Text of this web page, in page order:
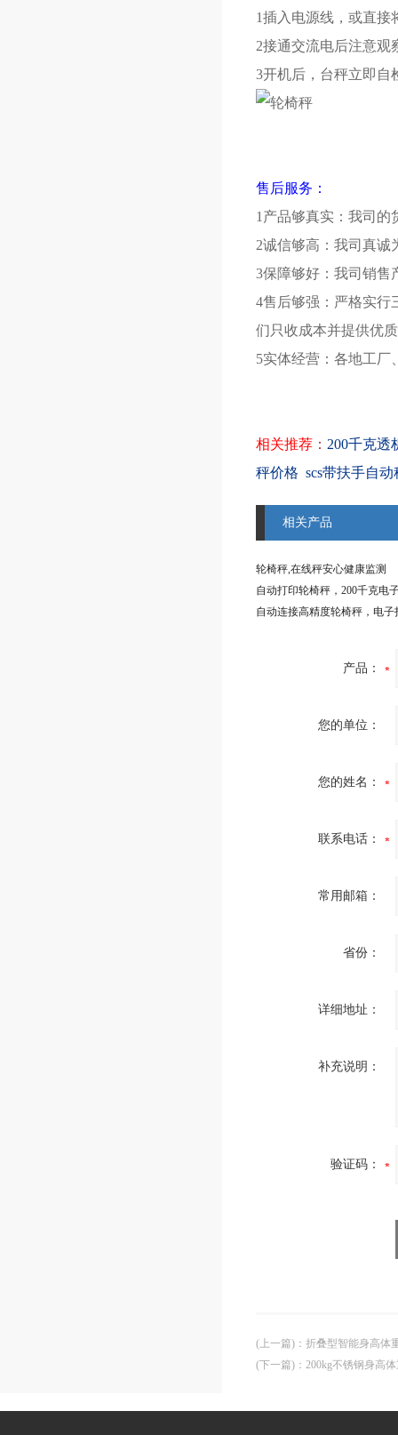
1插入电源线，或直接
2接通交流电后注意观
3开机后，台秤立即自
售后服务：
1产品够真实：我司的
2诚信够高：我司真诚
3保障够好：我司销售
4售后够强：严格实行
们只收成本并提供优
5实体经营：各地工厂
相关推荐 ： 200千克透
秤价格 scs带扶手自
相关产品
轮椅秤,在线秤安心健康监测
自动打印轮椅秤，200千克电
自动连接高精度轮椅秤，电子
产品：
您的单位：
您的姓名：
联系电话：
常用邮箱：
省份：
详细地址：
补充说明：
验证码：
(上一篇) ： 折叠型智能身高体
(下一篇) ： 200kg不锈钢身高